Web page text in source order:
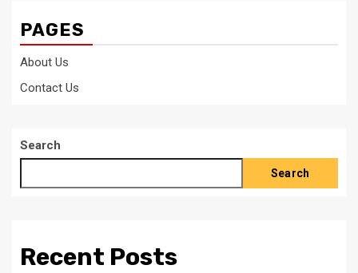
PAGES
About Us
Contact Us
Search
Search
Recent Posts